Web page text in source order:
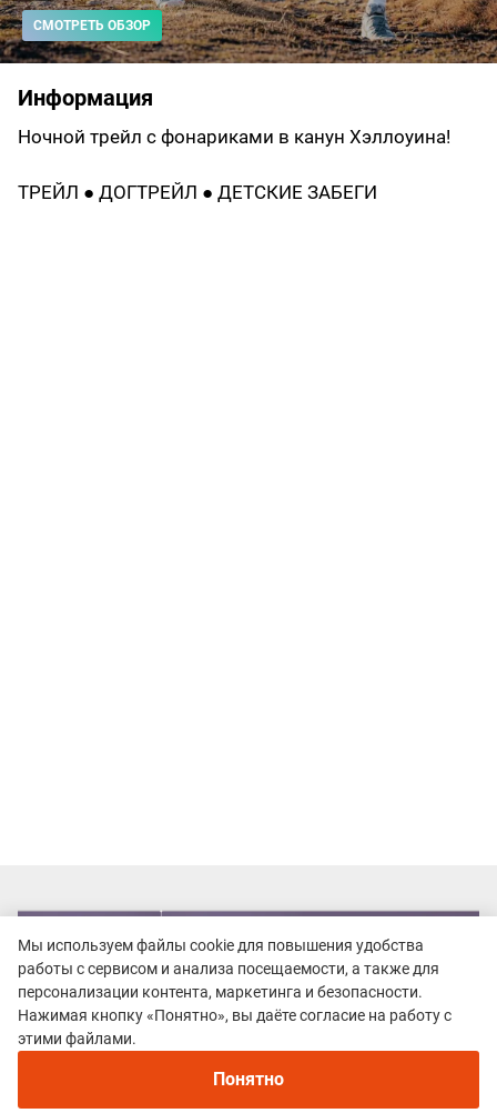
СМОТРЕТЬ ОБЗОР
Информация
Ночной трейл с фонариками в канун Хэллоуина!
ТРЕЙЛ ● ДОГТРЕЙЛ ● ДЕТСКИЕ ЗАБЕГИ
Мы используем файлы cookie для повышения удобства
работы с сервисом и анализа посещаемости, а также для
персонализации контента, маркетинга и безопасности.
Нажимая кнопку «Понятно», вы даёте согласие на работу с
этими файлами.
Понятно